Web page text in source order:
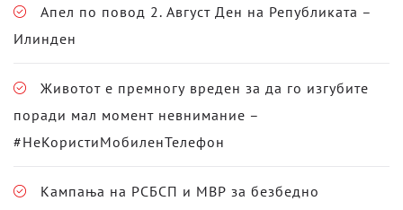
Апел по повод 2. Август Ден на Републиката –
Илинден
Животот е премногу вреден за да го изгубите
поради мал момент невнимание –
#НеКористиМобиленТелефон
Кампања на РСБСП и МВР за безбедно